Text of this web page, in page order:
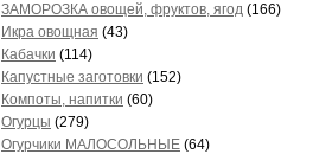
ЗАМОРОЗКА овощей, фруктов, ягод (166)
Икра овощная (43)
Кабачки (114)
Капустные заготовки (152)
Компоты, напитки (60)
Огурцы (279)
Огурчики МАЛОСОЛЬНЫЕ (64)